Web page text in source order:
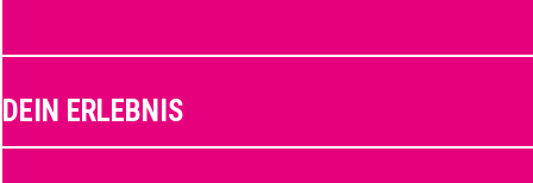
DEIN ERLEBNIS